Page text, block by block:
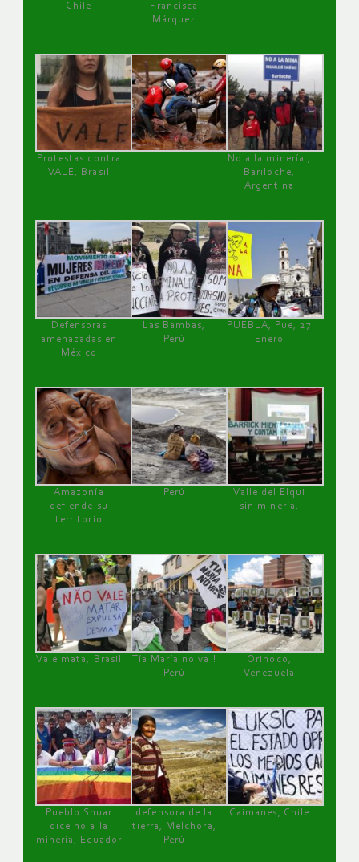
Chile
Francisca
Márquez
Protestas contra
VALE, Brasil
No a la minería ,
Bariloche,
Argentina
Defensoras
amenazadas en
México
Las Bambas,
Perú
PUEBLA, Pue, 27
Enero
Amazonía
defiende su
territorio
Perú
Valle del Elqui
sin minería.
Vale mata, Brasil
Tía María no va !
Perú
Orinoco,
Venezuela
Pueblo Shuar
dice no a la
minería, Ecuador
defensora de la
tierra, Melchora,
Perú
Caimanes, Chile